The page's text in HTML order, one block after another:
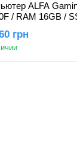
ALFA
/ RAM 16GB /
грн